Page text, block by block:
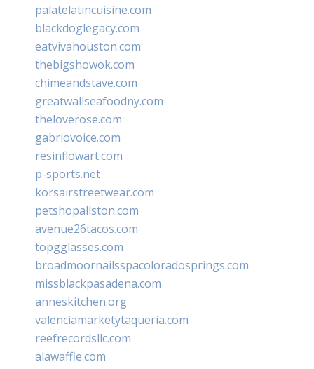
palatelatincuisine.com
blackdoglegacy.com
eatvivahouston.com
thebigshowok.com
chimeandstave.com
greatwallseafoodny.com
theloverose.com
gabriovoice.com
resinflowart.com
p-sports.net
korsairstreetwear.com
petshopallston.com
avenue26tacos.com
topgglasses.com
broadmoornailsspacoloradosprings.com
missblackpasadena.com
anneskitchen.org
valenciamarketytaqueria.com
reefrecordsllc.com
alawaffle.com